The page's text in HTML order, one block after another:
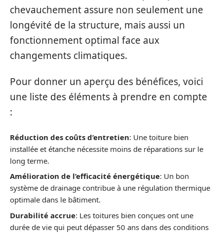
chevauchement assure non seulement une
longévité de la structure, mais aussi un
fonctionnement optimal face aux
changements climatiques.
Pour donner un aperçu des bénéfices, voici
une liste des éléments à prendre en compte
:
Réduction des coûts d’entretien: Une toiture bien
installée et étanche nécessite moins de réparations sur le
long terme.
Amélioration de l’efficacité énergétique: Un bon
système de drainage contribue à une régulation thermique
optimale dans le bâtiment.
Durabilité accrue: Les toitures bien conçues ont une
durée de vie qui peut dépasser 50 ans dans des conditions